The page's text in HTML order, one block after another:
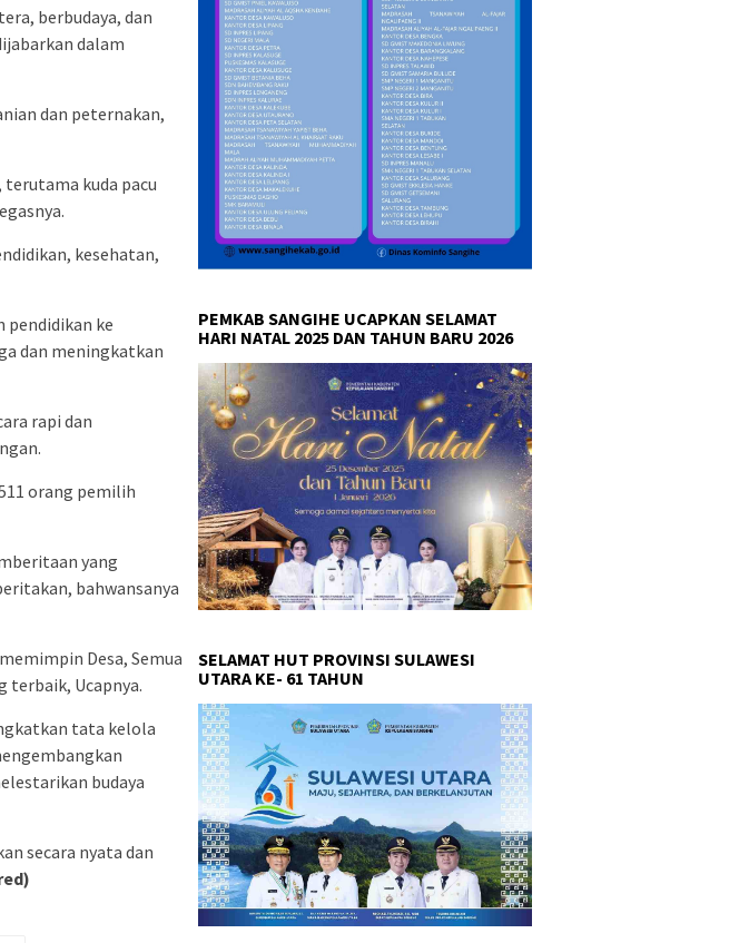
berbudaya, dan
dalam
dan peternakan,
kuda pacu
kesehatan,
pendidikan ke
dan meningkatkan
rapi dan
orang pemilih
yang
bahwansanya
Desa, Semua
terbaik, Ucapnya.
tata kelola
budaya
secara nyata dan
PEMKAB SANGIHE UCAPKAN SELAMAT
HARI NATAL 2025 DAN TAHUN BARU 2026
SELAMAT HUT PROVINSI SULAWESI
UTARA KE- 61 TAHUN